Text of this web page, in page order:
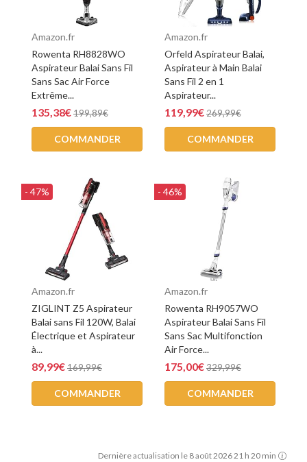
Amazon.fr
Rowenta RH8828WO
Aspirateur Balai Sans Fil
Sans Sac Air Force
Extrême...
135,38€199,89€
COMMANDER
Amazon.fr
Orfeld Aspirateur Balai,
Aspirateur à Main Balai
Sans Fil 2 en 1
Aspirateur...
119,99€269,99€
COMMANDER
- 47%
Amazon.fr
ZIGLINT Z5 Aspirateur
Balai sans Fil 120W, Balai
Électrique et Aspirateur
à...
89,99€169,99€
COMMANDER
- 46%
Amazon.fr
Rowenta RH9057WO
Aspirateur Balai Sans Fil
Sans Sac Multifonction
Air Force...
175,00€329,99€
COMMANDER
Dernière actualisation le 8 août 2026 21 h 20 min